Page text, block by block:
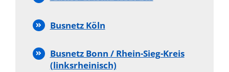
Busnetz Köln
Busnetz Bonn / Rhein-Sieg-Kreis
(linksrheinisch)